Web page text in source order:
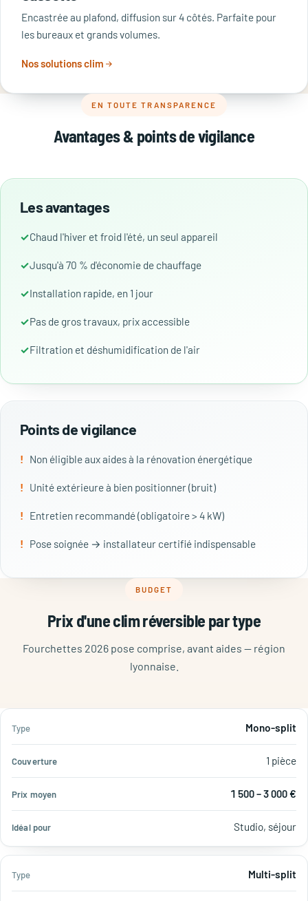
Encastrée au plafond, diffusion sur 4 côtés. Parfaite pour
les bureaux et grands volumes.
Nos solutions clim
EN TOUTE TRANSPARENCE
Avantages & points de vigilance
Les avantages
Chaud l'hiver et froid l'été, un seul appareil
Jusqu'à 70 % d'économie de chauffage
Installation rapide, en 1 jour
Pas de gros travaux, prix accessible
Filtration et déshumidification de l'air
Points de vigilance
Non éligible aux aides à la rénovation énergétique
Unité extérieure à bien positionner (bruit)
Entretien recommandé (obligatoire > 4 kW)
Pose soignée → installateur certifié indispensable
BUDGET
Prix d'une clim réversible par type
Fourchettes 2026 pose comprise, avant aides — région
lyonnaise.
Type Mono-split
1 pièce
1 500 – 3 000 €
Studio, séjour
Multi-split